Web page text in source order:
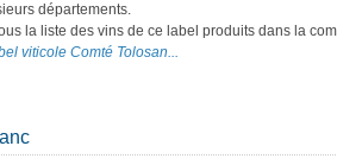
départements.
la liste des vins de ce label produits dans la
viticole Comté Tolosan...